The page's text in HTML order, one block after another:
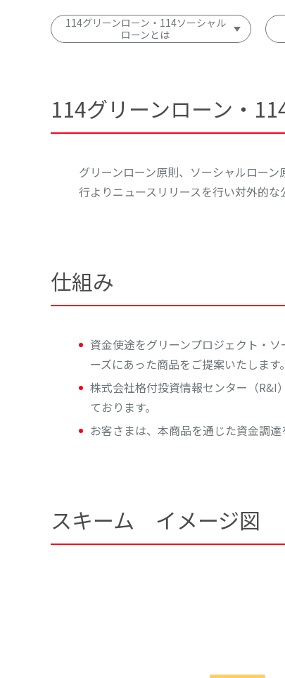
114グリーンローン・114ソーシャル
ローンとは
114グリーンローン・
グリーンローン原則、ソーシャルロー
行よりニュースリリースを行い対外的な
仕組み
資金使途をグリーンプロジェクト・
ーズにあった商品をご提案いたします。
株式会社格付投資情報センター（R&I
ております。
お客さまは、本商品を通じた資金調
スキーム イメージ図